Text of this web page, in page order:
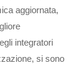
aggiornata,
integratori
si sono